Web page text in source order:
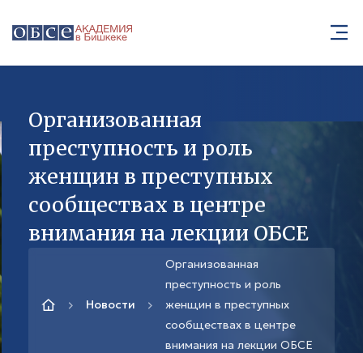
Организованная
преступность и роль
женщин в преступных
сообществах в центре
внимания на лекции ОБСЕ
Новости
Организованная
преступность и роль
женщин в преступных
сообществах в центре
внимания на лекции ОБСЕ